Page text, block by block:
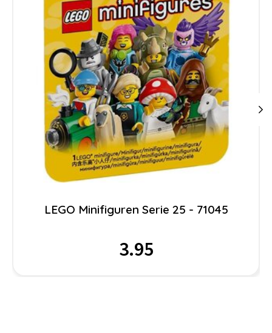
LEGO Minifiguren Serie 25 - 71045
3.95